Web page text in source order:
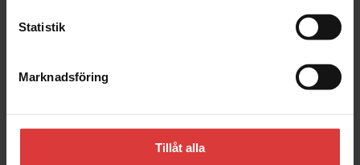
Statistik
Marknadsföring
Tillåt alla
Kundanpassade Hus
Inspiration